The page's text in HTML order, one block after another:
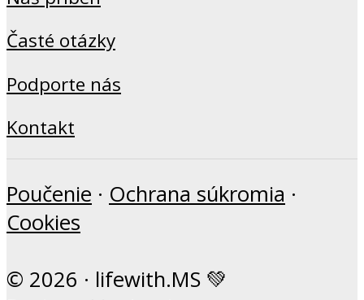
Časté otázky
Podporte nás
Kontakt
Poučenie · Ochrana súkromia ·
Cookies
© 2026 · lifewith.MS 💚